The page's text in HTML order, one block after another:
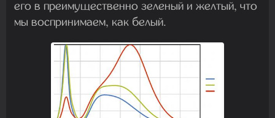
его в преимущественно зеленый и желтый, что
мы воспринимаем, как белый.